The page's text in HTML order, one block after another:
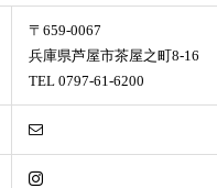
〒659-0067
兵庫県芦屋市茶屋之町8-16
TEL 0797-61-6200